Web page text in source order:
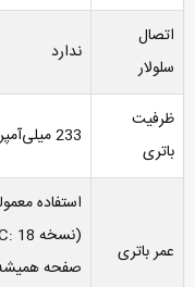
اتصال
سلولار
ندارد
ظرفیت
باتری
233 میلی‌آمپر ساعت
عمر باتری